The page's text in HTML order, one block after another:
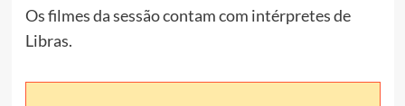
Os filmes da sessão contam com intérpretes de
Libras.